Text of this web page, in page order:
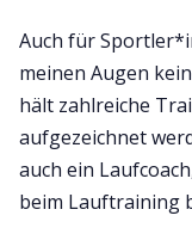
Auch für
meinen Augen
hält zahlreiche
aufgezeichnet
auch ein
beim Lauftraining